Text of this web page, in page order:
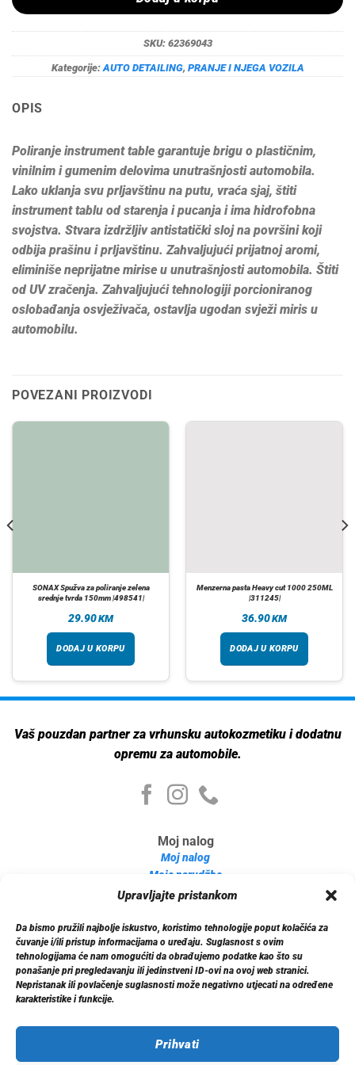
Upravljajte pristankom
Da bismo pružili najbolje iskustvo, koristimo tehnologije poput kolačića za
čuvanje i/ili pristup informacijama o uređaju. Suglasnost s ovim
tehnologijama će nam omogućiti da obrađujemo podatke kao što su
ponašanje pri pregledavanju ili jedinstveni ID-ovi na ovoj web stranici.
Nepristanak ili povlačenje suglasnosti može negativno utjecati na određene
karakteristike i funkcije.
Prihvati
SKU: 62369043
Kategorije: AUTO DETAILING, PRANJE I NJEGA VOZILA
OPIS
Poliranje instrument table garantuje brigu o plastičnim,
vinilnim i gumenim delovima unutrašnjosti automobila.
Lako uklanja svu prljavštinu na putu, vraća sjaj, štiti
instrument tablu od starenja i pucanja i ima hidrofobna
svojstva. Stvara izdržljiv antistatički sloj na površini koji
odbija prašinu i prljavštinu. Zahvaljujući prijatnoj aromi,
eliminiše neprijatne mirise u unutrašnjosti automobila. Štiti
od UV zračenja. Zahvaljujući tehnologiji porcioniranog
oslobađanja osvježivača, ostavlja ugodan svježi miris u
automobilu.
POVEZANI PROIZVODI
SONAX Spužva za poliranje zelena
srednje tvrda 150mm |498541|
29.90KM
DODAJ U KORPU
Menzerna pasta Heavy cut 1000 250ML
|311245|
36.90KM
DODAJ U KORPU
Vaš pouzdan partner za vrhunsku autokozmetiku i dodatnu
opremu za automobile.
Moj nalog
Moj nalog
Moje narudžbe
Detalji računa
Informacije
O nama
Dostava
Politika privatnosti